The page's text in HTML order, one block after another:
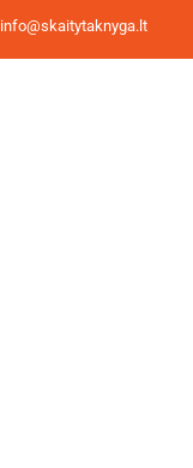
info@skaitytaknyga.lt